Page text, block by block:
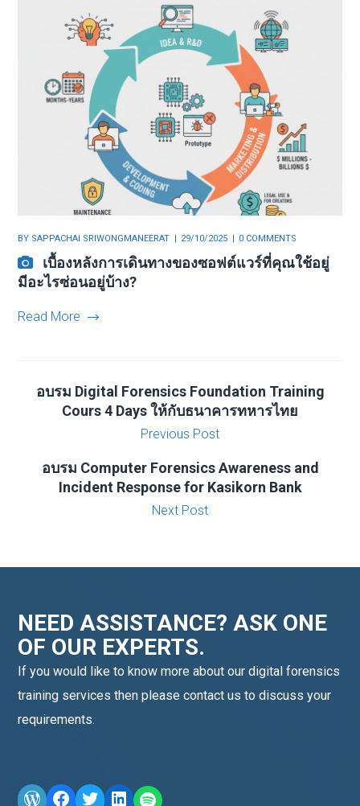
BY SAPPACHAI SRIWONGMANEERAT 29/10/2025 0 COMMENTS
เบื้องหลังการเดินทางของซอฟต์แวร์ที่คุณใช้อยู่
มีอะไรซ่อนอยู่บ้าง?
Read More
อบรม Digital Forensics Foundation Training
Cours 4 Days ให้กับธนาคารทหารไทย
Previous Post
อบรม Computer Forensics Awareness and
Incident Response for Kasikorn Bank
Next Post
NEED ASSISTANCE? ASK ONE
OF OUR EXPERTS.
If you would like to know more about our digital forensics
training services then please contact us to discuss your
requirements.
WordPress
Facebook
TwitterLinkedIn
LINE OA scan me